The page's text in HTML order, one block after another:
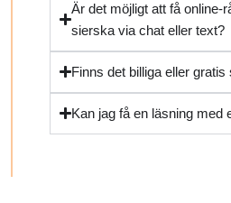
Är det möjligt att få online-
sierska via chat eller text?
Finns det billiga eller
Kan jag få en läsning med